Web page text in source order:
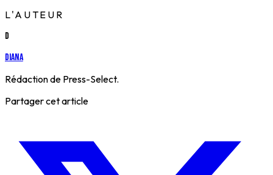
L'AUTEUR
D
Diana
Rédaction de Press-Select.
Partager cet article